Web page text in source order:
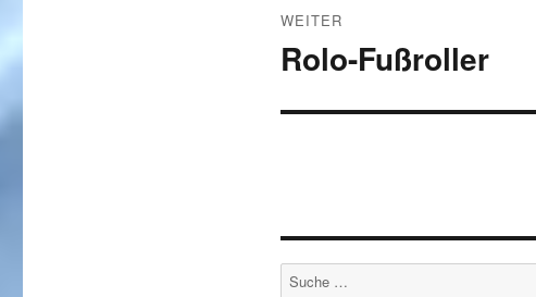
WEITER
Nächster
Rolo-Fußroller
Suche